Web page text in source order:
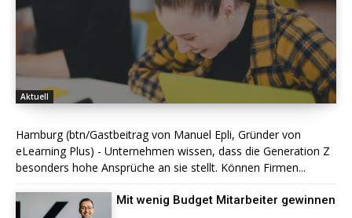
Aktuell
Hamburg (btn/Gastbeitrag von Manuel Epli, Gründer von
eLearning Plus) - Unternehmen wissen, dass die Generation Z
besonders hohe Ansprüche an sie stellt. Können Firmen...
Mit wenig Budget Mitarbeiter gewinnen